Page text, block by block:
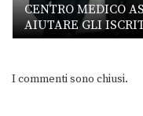
CENTRO MEDICO
AIUTARE GLI
I commenti sono chiusi.